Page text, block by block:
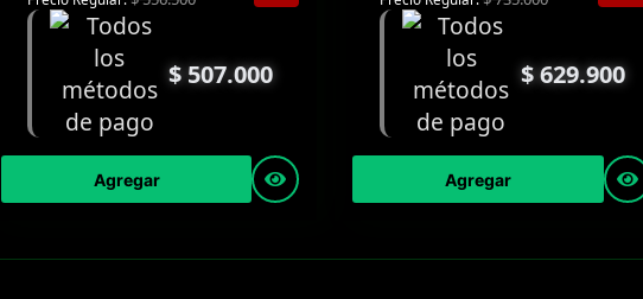
$507.000
Agregar
$629.900
Agregar